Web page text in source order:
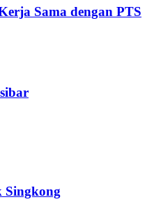
Sama dengan PTS
Singkong